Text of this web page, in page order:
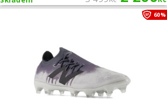
60%